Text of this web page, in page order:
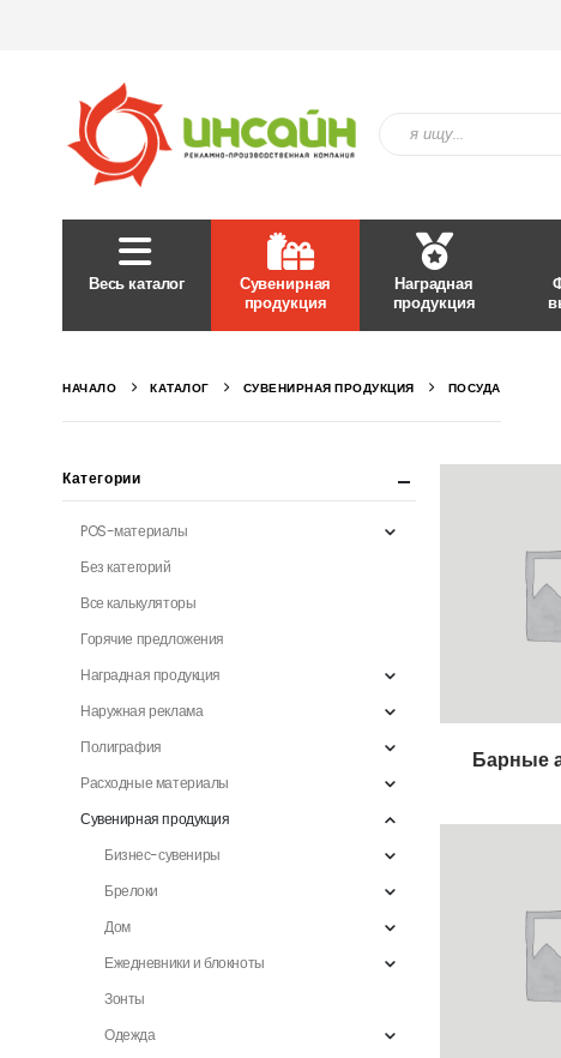
Весь каталог
Сувенирная
продукция
Наградная
продукция
НАЧАЛО КАТАЛОГ СУВЕНИРНАЯ ПРОДУКЦИЯ ПОСУДА
Барные
Категории
POS-материалы
Без категорий
Все калькуляторы
Горячие предложения
Наградная продукция
Наружная реклама
Полиграфия
Расходные материалы
Сувенирная продукция
Бизнес-сувениры
Брелоки
Дом
Ежедневники и блокноты
Зонты
Одежда